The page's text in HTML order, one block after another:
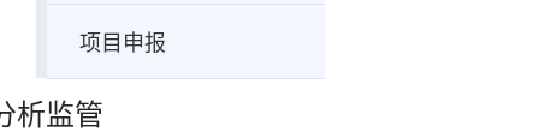
项目申报
析监管